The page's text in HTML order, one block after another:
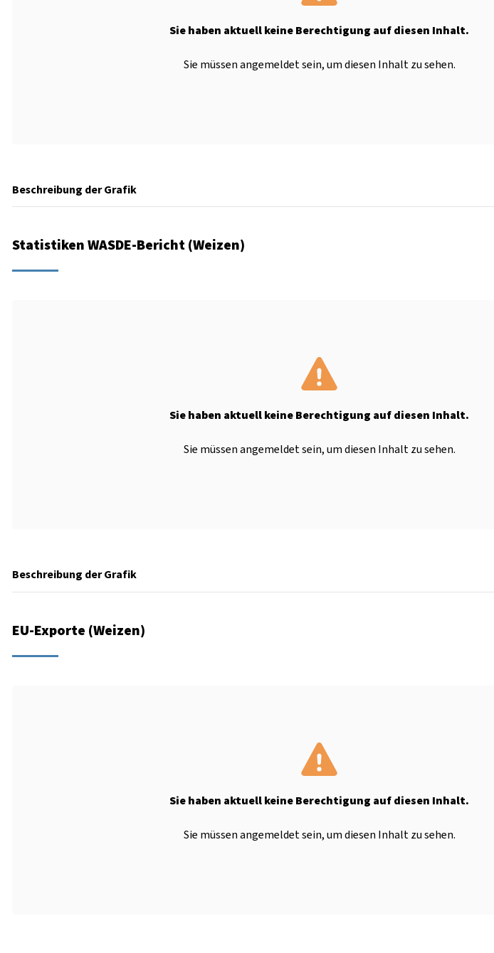
Sie haben aktuell keine Berechtigung auf diesen Inhalt.
Sie müssen angemeldet sein, um diesen Inhalt zu sehen.
Beschreibung der Grafik
Statistiken WASDE-Bericht (Weizen)
Sie haben aktuell keine Berechtigung auf diesen Inhalt.
Sie müssen angemeldet sein, um diesen Inhalt zu sehen.
Beschreibung der Grafik
EU-Exporte (Weizen)
Sie haben aktuell keine Berechtigung auf diesen Inhalt.
Sie müssen angemeldet sein, um diesen Inhalt zu sehen.